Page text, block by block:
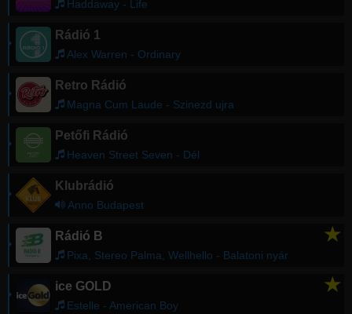
Haddaway - Life
Rádió 1
Alex Warren - Ordinary
Retro Rádió
Magna Cum Laude - Szinezd ujra
Petőfi Rádió
Heaven Street Seven - Dél
Klubrádió
Anno Budapest
Rádió B ★
Pixa, Stereo Palma, Wellhello - Balatoni nyár
ice GOLD ★
Estelle - American Boy